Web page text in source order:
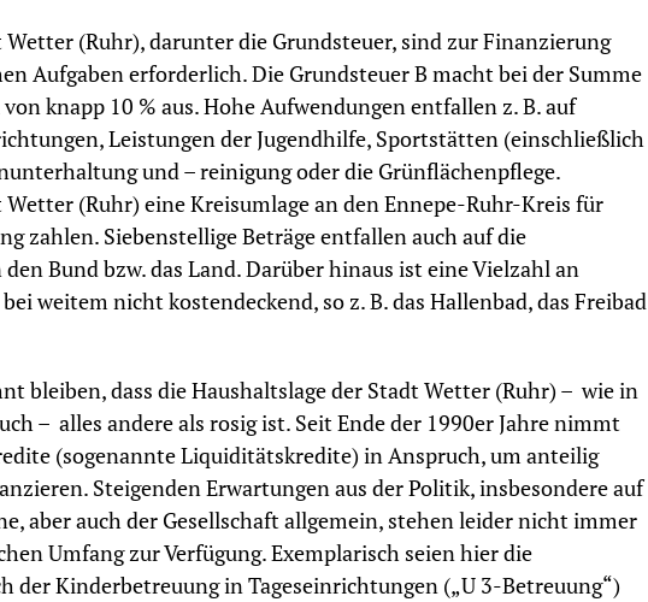
(Ruhr), darunter die Grundsteuer, sind zur Finanzierung
Aufgaben erforderlich. Die Grundsteuer B macht bei der Summe
knapp 10 % aus. Hohe Aufwendungen entfallen z. B. auf
Leistungen der Jugendhilfe, Sportstätten (einschließlich
und – reinigung oder die Grünflächenpflege.
(Ruhr) eine Kreisumlage an den Ennepe-Ruhr-Kreis für
zahlen. Siebenstellige Beträge entfallen auch auf die
Bund bzw. das Land. Darüber hinaus ist eine Vielzahl an
weitem nicht kostendeckend, so z. B. das Hallenbad, das Freibad
bleiben, dass die Haushaltslage der Stadt Wetter (Ruhr) – wie in
– alles andere als rosig ist. Seit Ende der 1990er Jahre nimmt
(sogenannte Liquiditätskredite) in Anspruch, um anteilig
Steigenden Erwartungen aus der Politik, insbesondere auf
aber auch der Gesellschaft allgemein, stehen leider nicht immer
Umfang zur Verfügung. Exemplarisch seien hier die
der Kinderbetreuung in Tageseinrichtungen („U 3-Betreuung“)